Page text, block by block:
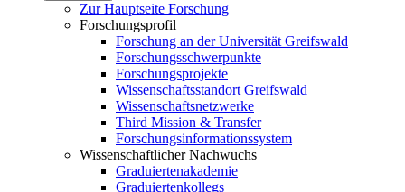
Zur Hauptseite Forschung
Forschungsprofil
Forschung an der Universität Greifswald
Forschungsschwerpunkte
Forschungsprojekte
Wissenschaftsstandort Greifswald
Wissenschaftsnetzwerke
Third Mission & Transfer
Forschungsinformationssystem
Wissenschaftlicher Nachwuchs
Graduiertenakademie
Graduiertenkollegs